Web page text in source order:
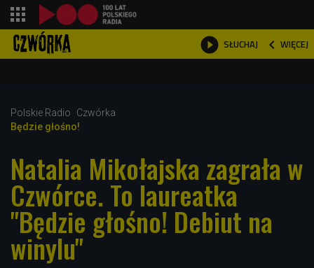
 SŁUCHAJ  WIĘCEJ

Polskie Radio
Czwórka
Będzie głośno!
Natalia Mikołajska zagrała w
Czwórce. To laureatka
"Będzie głośno! Debiut na
winylu"